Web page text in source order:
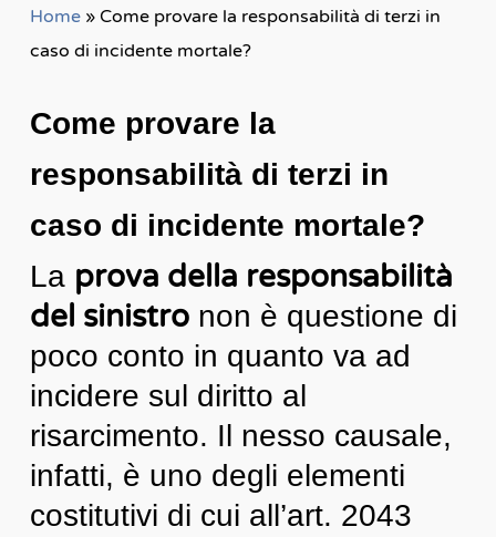
Home» Come provare la responsabilità di terzi in
caso di incidente mortale?
Come provare la
responsabilità di terzi in
caso di incidente mortale?
La prova della responsabilità
del sinistronon è questione di
poco conto in quanto va ad
incidere sul diritto al
risarcimento. Il nesso causale,
infatti, è uno degli elementi
costitutivi di cui all’art. 2043